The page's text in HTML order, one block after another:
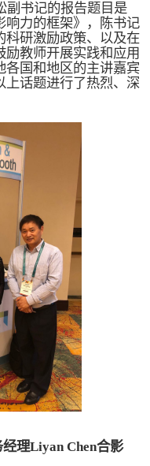
副书记的报告题目是
响力的框架》，陈书记
科研激励政策、以及在
教师开展实践和应用
各国和地区的主讲嘉宾
上话题进行了热烈、深
经理Liyan Chen合影